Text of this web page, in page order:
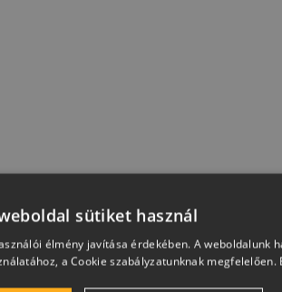
sütiket használ
élmény javítása érdekében. A weboldalunk
a Cookie szabályzatunknak megfelelően.